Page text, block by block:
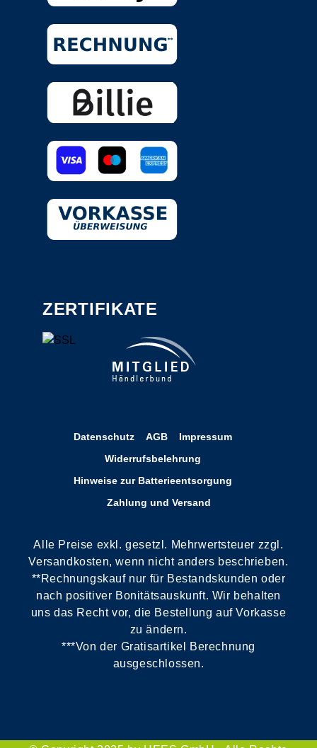
ZERTIFIKATE
Datenschutz AGB
Impressum
Widerrufsbelehrung
Hinweise zur Batterieentsorgung
Zahlung und Versand
Alle Preise exkl. gesetzl. Mehrwertsteuer zzgl.
Versandkosten, wenn nicht anders beschrieben.
**Rechnungskauf nur für Bestandskunden oder
nach positiver Bonitätsauskunft. Wir behalten
uns das Recht vor, die Bestellung auf Vorkasse
zu ändern.
***Von der Gratisartikel Berechnung
ausgeschlossen.